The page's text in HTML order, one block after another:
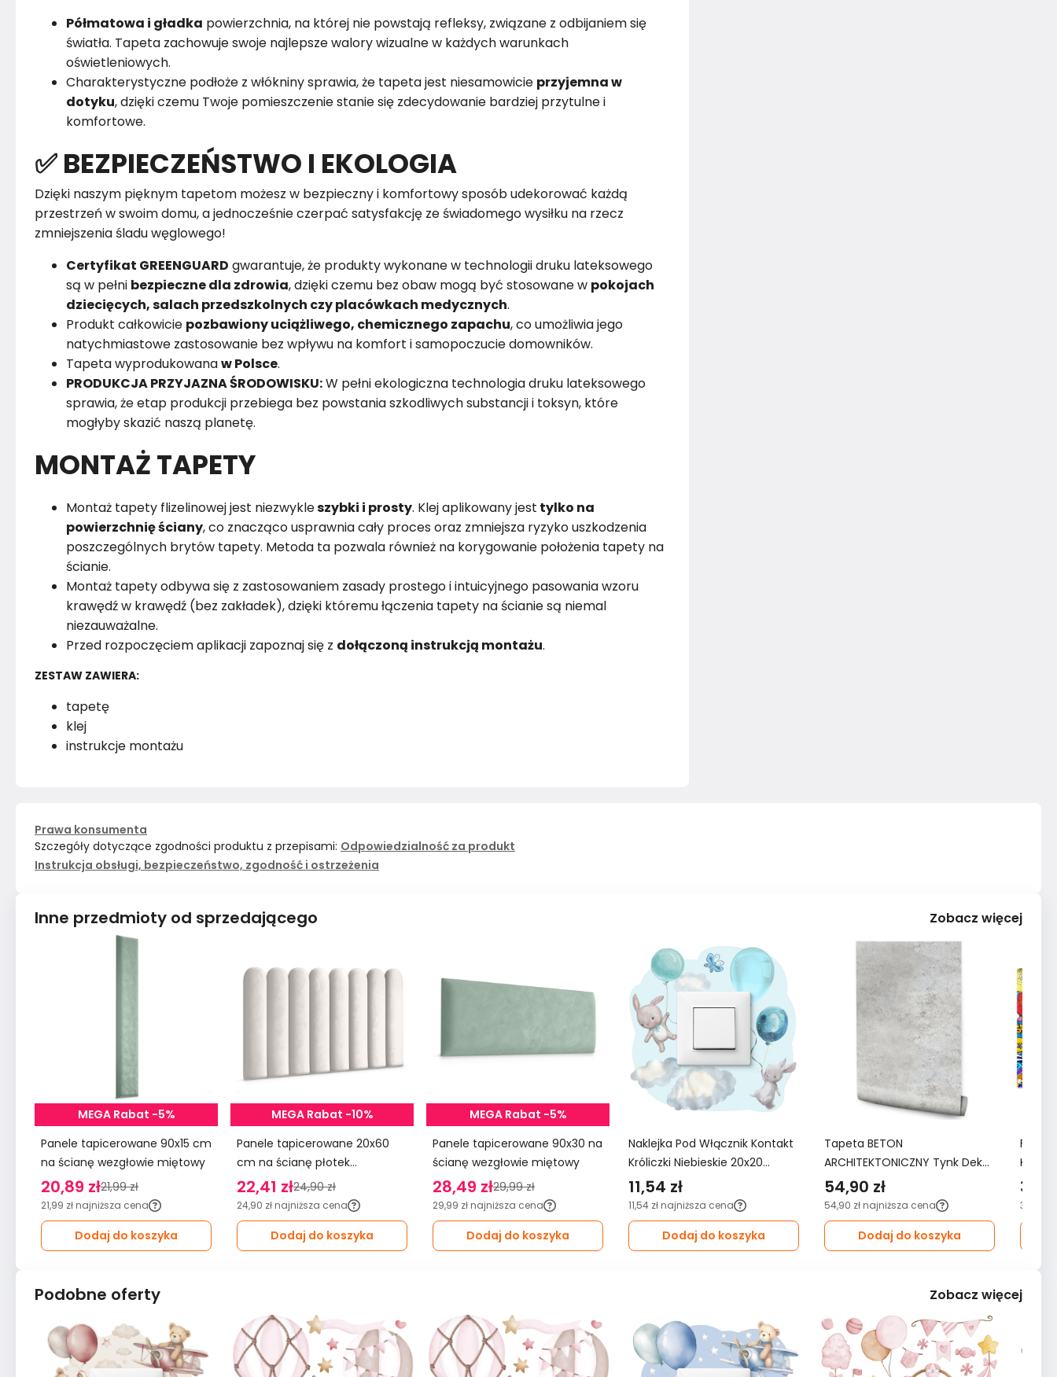
Półmatowa i gładka powierzchnia, na której nie powstają refleksy, związane z odbijaniem się
światła. Tapeta zachowuje swoje najlepsze walory wizualne w każdych warunkach
oświetleniowych.
Charakterystyczne podłoże z włókniny sprawia, że tapeta jest niesamowicie przyjemna w
dotyku, dzięki czemu Twoje pomieszczenie stanie się zdecydowanie bardziej przytulne i
komfortowe.
✅ BEZPIECZEŃSTWO I EKOLOGIA
Dzięki naszym pięknym tapetom możesz w bezpieczny i komfortowy sposób udekorować każdą
przestrzeń w swoim domu, a jednocześnie czerpać satysfakcję ze świadomego wysiłku na rzecz
zmniejszenia śladu węglowego!
Certyfikat GREENGUARD gwarantuje, że produkty wykonane w technologii druku lateksowego
są w pełni bezpieczne dla zdrowia, dzięki czemu bez obaw mogą być stosowane w pokojach
dziecięcych, salach przedszkolnych czy placówkach medycznych.
Produkt całkowicie pozbawiony uciążliwego, chemicznego zapachu, co umożliwia jego
natychmiastowe zastosowanie bez wpływu na komfort i samopoczucie domowników.
Tapeta wyprodukowanaw Polsce.
PRODUKCJA PRZYJAZNA ŚRODOWISKU:W pełni ekologiczna technologia druku lateksowego
sprawia, że etap produkcji przebiega bez powstania szkodliwych substancji i toksyn, które
mogłyby skazić naszą planetę.
MONTAŻ TAPETY
Montaż tapety flizelinowej jest niezwykleszybki i prosty. Klej aplikowany jest tylko na
powierzchnię ściany, co znacząco usprawnia cały proces oraz zmniejsza ryzyko uszkodzenia
poszczególnych brytów tapety. Metoda ta pozwala również na korygowanie położenia tapety na
ścianie.
Montaż tapety odbywa się z zastosowaniem zasady prostego i intuicyjnego pasowania wzoru
krawędź w krawędź (bez zakładek), dzięki któremu łączenia tapety na ścianie są niemal
niezauważalne.
Przed rozpoczęciem aplikacji zapoznaj się z dołączoną instrukcją montażu.
ZESTAW ZAWIERA:
tapetę
klej
instrukcje montażu
Prawa konsumenta
Szczegóły dotyczące zgodności produktu z przepisami: Odpowiedzialność za produkt
Instrukcja obsługi, bezpieczeństwo, zgodność i ostrzeżenia
Inne przedmioty od sprzedającego Zobacz więcej
MEGA Rabat -5%
Panele tapicerowane 90x15 cm
na ścianę wezgłowie miętowy
20,89 zł21,99 zł
21,99 zł najniższa cena
Dodaj do koszyka
MEGA Rabat -10%
Panele tapicerowane 20x60
cm na ścianę płotek
wezgłowie kremowy
22,41 zł24,90 zł
24,90 zł najniższa cena
Dodaj do koszyka
MEGA Rabat -5%
Panele tapicerowane 90x30 na
ścianę wezgłowie miętowy
28,49 zł29,99 zł
29,99 zł najniższa cena
Dodaj do koszyka
Naklejka Pod Włącznik Kontakt
Króliczki Niebieskie 20x20
Balony Do Pokoju Dziecka
11,54 zł
11,54 zł najniższa cena
Dodaj do koszyka
Tapeta BETON
ARCHITEKTONICZNY Tynk Dekor
Ścienny Do Salonu 3D Wzór
Nowoczesny
54,90 zł
54,90 zł najniższa cena
Dodaj do koszyka
3D do
349,99
Podobne oferty Zobacz więcej